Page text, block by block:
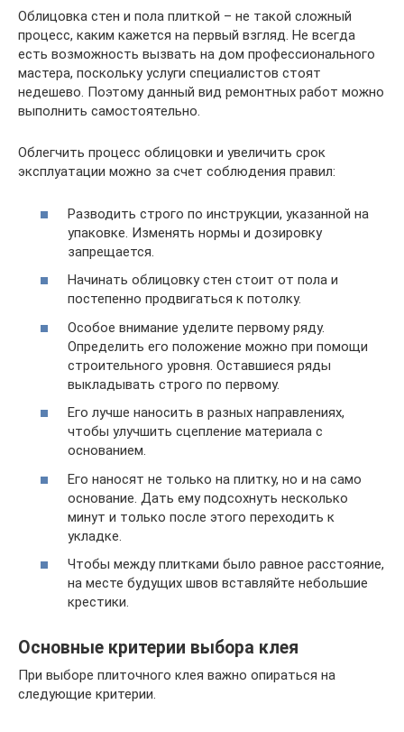
Облицовка стен и пола плиткой – не такой сложный
процесс, каким кажется на первый взгляд. Не всегда
есть возможность вызвать на дом профессионального
мастера, поскольку услуги специалистов стоят
недешево. Поэтому данный вид ремонтных работ можно
выполнить самостоятельно.
Облегчить процесс облицовки и увеличить срок
эксплуатации можно за счет соблюдения правил:
Разводить строго по инструкции, указанной на
упаковке. Изменять нормы и дозировку
запрещается.
Начинать облицовку стен стоит от пола и
постепенно продвигаться к потолку.
Особое внимание уделите первому ряду.
Определить его положение можно при помощи
строительного уровня. Оставшиеся ряды
выкладывать строго по первому.
Его лучше наносить в разных направлениях,
чтобы улучшить сцепление материала с
основанием.
Его наносят не только на плитку, но и на само
основание. Дать ему подсохнуть несколько
минут и только после этого переходить к
укладке.
Чтобы между плитками было равное расстояние,
на месте будущих швов вставляйте небольшие
крестики.
Основные критерии выбора клея
При выборе плиточного клея важно опираться на
следующие критерии.